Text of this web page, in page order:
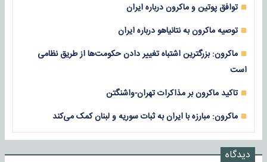
توافق پوتین و ماکرون درباره ایران
توصیه ماکرون به نتانیاهو درباره ایران
ماکرون: بزرگترین اشتباه تغییر دادن حکومت‌ها از طریق نظامی
است
تاکید ماکرون بر مذاکرات تهران-واشنگتن
ماکرون: مبارزه با ایران به ثبات سوریه و لبنان کمک می‌کند
دیدگاه